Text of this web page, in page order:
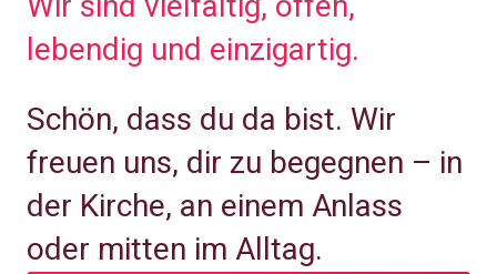
lebendig und einzigartig.
Schön, dass du da bist. Wir
freuen uns, dir zu begegnen – in
der Kirche, an einem Anlass
oder mitten im Alltag.